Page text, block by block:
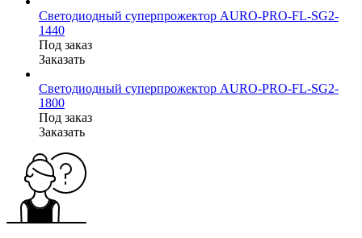
Светодиодный суперпрожектор AURO-PRO-FL-SG2-
1440
Под заказ
Заказать
Светодиодный суперпрожектор AURO-PRO-FL-SG2-
1800
Под заказ
Заказать